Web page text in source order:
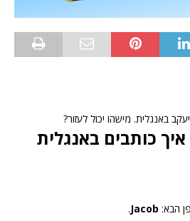
באנגלית. מישהו יכול לעזור?
כותבים באנגלית
הבא: Jacob
.